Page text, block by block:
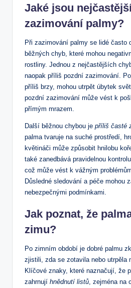
Jaké jsou
zazimování palmy?
Při zazimování palmy se⁢ lidé ‍často⁤
běžných chyb, ‍které ⁣mohou
rostliny.⁤ Jednou z nejčastějších
naopak příliš pozdní zazimování.
⁢příliš brzy, mohou ⁤utrpět úbytek
⁤pozdní zazimování může vést k
přímým⁤ mrazem.
Další běžnou chybou je příliš časté
palma‌ tvaruje na suché prostředí,
květináči může způsobit hnilobu
‌také zanedbává​ pravidelnou
což může⁤ vést‌ k vážným
Důsledné sledování ​a péče ⁢mohou
nebezpečnými podmínkami.
Jak poznat, že
zimu?
Po zimním období je ​dobré palmu
zjistili, zda se zotavila nebo utrpěla
Klíčové znaky, které naznačují, že
zahrnují⁢ hnědnutí listů , ​zejména na